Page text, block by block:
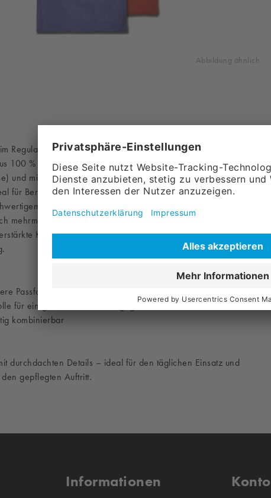
Abbildung ähnlich
Regular Fit vereint klassischen Stil mit hoher Qualität und
100 % ringgesponnener Baumwolle (bei Heather Grey: 90 %
und mit einer Grammatur von 170 g/m², bietet es ein angenehm
für Beruf und Freizeit.
Piqué-Material, das einlaufvorbehandelt ist und somit
mehrmaligem Waschen. Der flache 1x1 Rippstrick-Kragen, das
Knopfleiste mit zwei Knöpfen sorgen für eine langlebige
Passform
für ein glattes, weiches Tragegefühl
kombinierbar
durchdachten Details – ideal für den täglichen Einsatz und
gepflegten Auftritt.
Informationen Konto